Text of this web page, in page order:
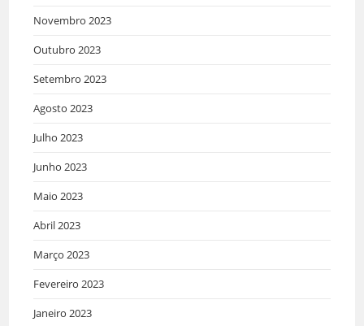
Novembro 2023
Outubro 2023
Setembro 2023
Agosto 2023
Julho 2023
Junho 2023
Maio 2023
Abril 2023
Março 2023
Fevereiro 2023
Janeiro 2023